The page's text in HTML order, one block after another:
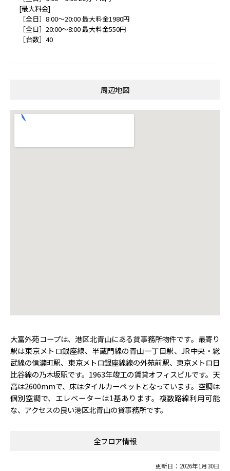
[最大料金]
［全日］8:00～20:00 最大料金1980円
［全日］20:00～8:00 最大料金550円
［台数］40
周辺地図
大富外苑コープは、港区北青山にある貸事務所物件です。最寄り
駅は東京メトロ銀座線、半蔵門線の青山一丁目駅、JR中央・総
武線の信濃町駅、東京メトロ銀座線線の外苑前駅、東京メトロ日
比谷線の乃木坂駅です。1963年竣工の賃貸オフィスビルです。天
高は2600mmで、床はタイルカーペットとなっています。空調は
個別空調で、エレベーターは1基あります。複数路線利用可能
な、アクセスの良い港区北青山の貸事務所です。
全フロア情報
更新日：2026年1月30日